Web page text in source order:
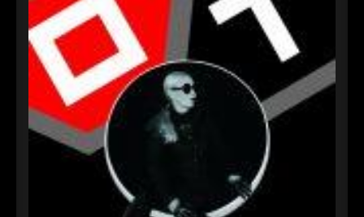
►
Oberer Totpunkt
► Dia De Los Muertos
Oberer Totpunkt
► Alltag macht tot
Oberer Totpunkt
► Die Krieger
Oberer Totpunkt
Imperator
Oberer Totpunkt
► Der Siebte Tag
Oberer Totpunkt